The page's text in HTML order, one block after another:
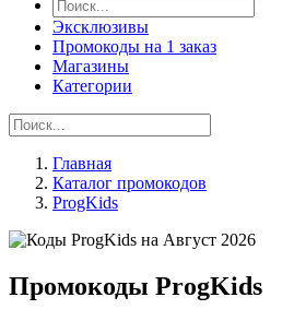
Эксклюзивы
Промокоды на 1 заказ
Магазины
Категории
Главная
Каталог промокодов
ProgKids
Промокоды ProgKids